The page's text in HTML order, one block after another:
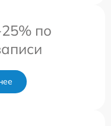
по